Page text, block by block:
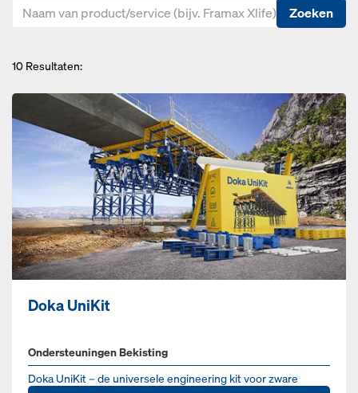
Zoeken
10 Resultaten:
Doka UniKit
Ondersteuningen Bekisting
Doka UniKit – de universele engineering kit voor zware